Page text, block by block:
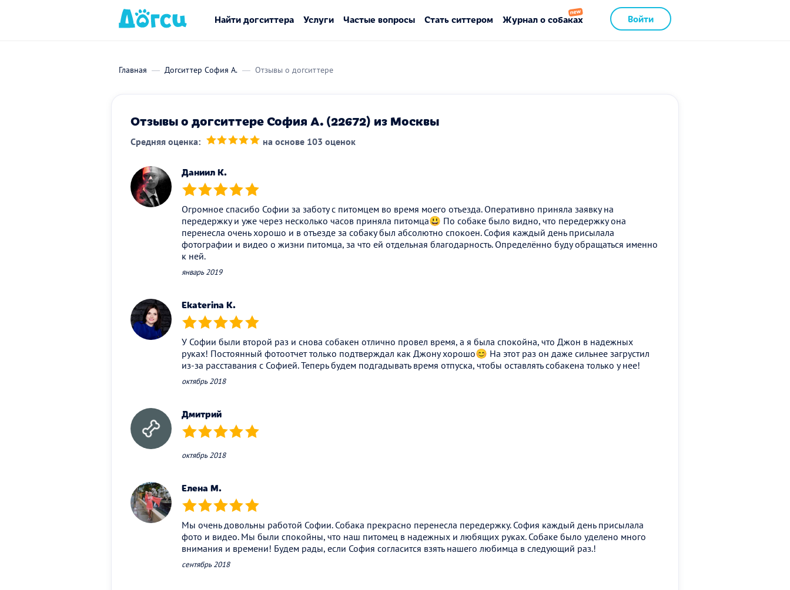
Войти
Найти догситтера Услуги Частые вопросы Стать ситтером Журнал о собаках
Главная Догситтер София А. Отзывы о догситтере
Отзывы о догситтере София А. (22672) из Москвы
Средняя оценка: на основе 103 оценок
Даниил К.
(*) (*) (*) (*) (*)
Огромное спасибо Софии за заботу с питомцем во время моего отъезда. Оперативно приняла заявку на
передержку и уже через несколько часов приняла питомца😃 По собаке было видно, что передержку она
перенесла очень хорошо и в отъезде за собаку был абсолютно спокоен. София каждый день присылала
фотографии и видео о жизни питомца, за что ей отдельная благодарность. Определённо буду обращаться именно
к ней.
январь 2019
Ekaterina K.
(*) (*) (*) (*) (*)
У Софии были второй раз и снова собакен отлично провел время, а я была спокойна, что Джон в надежных
руках! Постоянный фотоотчет только подтверждал как Джону хорошо😊 На этот раз он даже сильнее загрустил
из-за расставания с Софией. Теперь будем подгадывать время отпуска, чтобы оставлять собакена только у нее!
октябрь 2018
Дмитрий
(*) (*) (*) (*) (*)
октябрь 2018
Елена М.
(*) (*) (*) (*) (*)
Мы очень довольны работой Софии. Собака прекрасно перенесла передержку. София каждый день присылала
фото и видео. Мы были спокойны, что наш питомец в надежных и любящих руках. Собаке было уделено много
внимания и времени! Будем рады, если София согласится взять нашего любимца в следующий раз.!
сентябрь 2018